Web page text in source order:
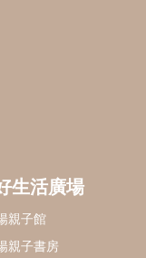
陽親子書房
～18:00)